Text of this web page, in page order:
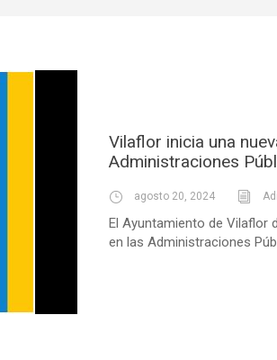
Vilaflor inicia una
Administraciones
agosto 20, 2024
El Ayuntamiento de Vilaflor
en las Administraciones